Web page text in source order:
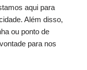
aqui para
Além disso,
ou ponto de
para nos